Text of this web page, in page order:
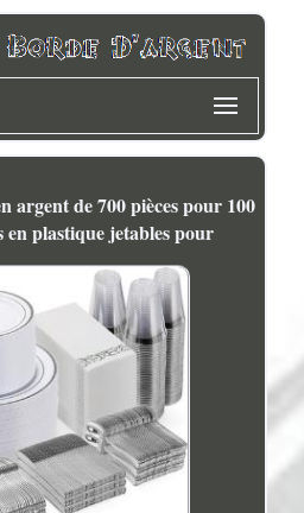
argent de 700 pièces pour 100
en plastique jetables pour